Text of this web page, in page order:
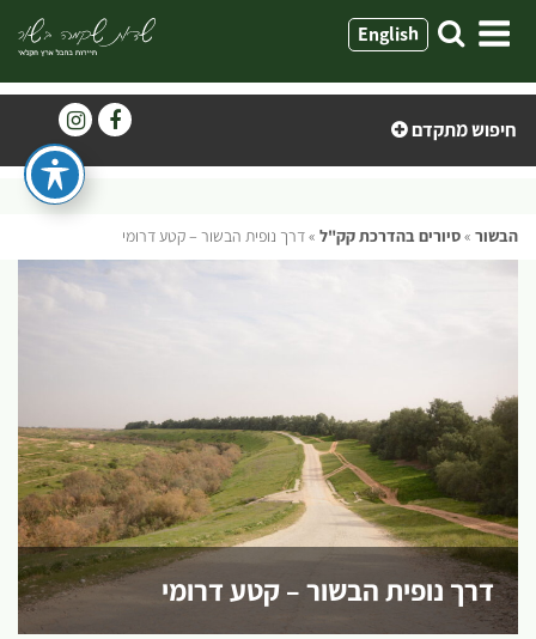
לתוכן
English
חיפוש מתקדם
הבשור »סיורים בהדרכת קק"ל »דרך נופית הבשור – קטע דרומי
דרך נופית הבשור – קטע דרומי